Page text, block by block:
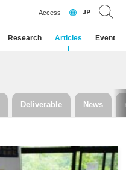
Research Articles Event
Access JP
Deliverable News